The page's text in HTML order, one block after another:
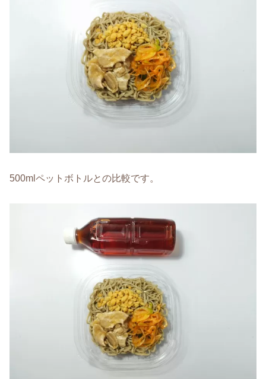
500mlペットボトルとの比較です。